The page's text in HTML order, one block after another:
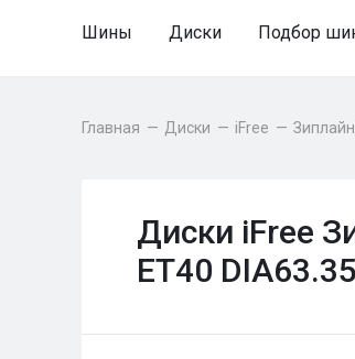
Шины Диски Подбор
Главная — Диски — iFree —
Диски iFree
ET40 DIA63.35